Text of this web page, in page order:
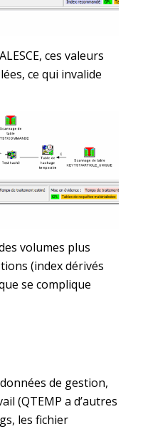
ces valeurs
ce qui invalide
volumes plus
(index dérivés
se complique
de gestion,
(QTEMP a d’autres
les fichier